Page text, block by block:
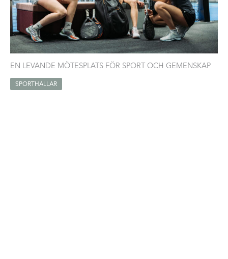
EN LEVANDE MÖTESPLATS FÖR SPORT OCH GEMENSKAP
SPORTHALLAR